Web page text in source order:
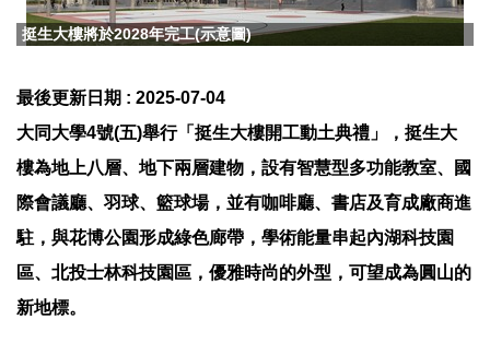
挺生大樓將於2028年完工(示意圖)
最後更新日期 : 2025-07-04
大同大學4號(五)舉行「挺生大樓開工動土典禮」，挺生大
樓為地上八層、地下兩層建物，設有智慧型多功能教室、國
際會議廳、羽球、籃球場，並有咖啡廳、書店及育成廠商進
駐，與花博公園形成綠色廊帶，學術能量串起內湖科技園
區、北投士林科技園區，優雅時尚的外型，可望成為圓山的
新地標。